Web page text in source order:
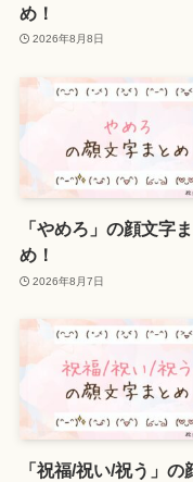
め！
2026年8月8日
「やめろ」の顔文字
め！
2026年8月7日
「祝福/祝い/祝う」の